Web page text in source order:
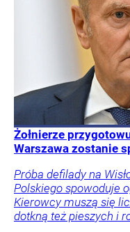
Żołnierze
Warszawa zostanie
Próba defilady na
Polskiego spowoduje
Kierowcy muszą się
dotkną też pieszych i